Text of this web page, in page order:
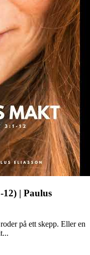
| Paulus
på ett skepp. Eller en